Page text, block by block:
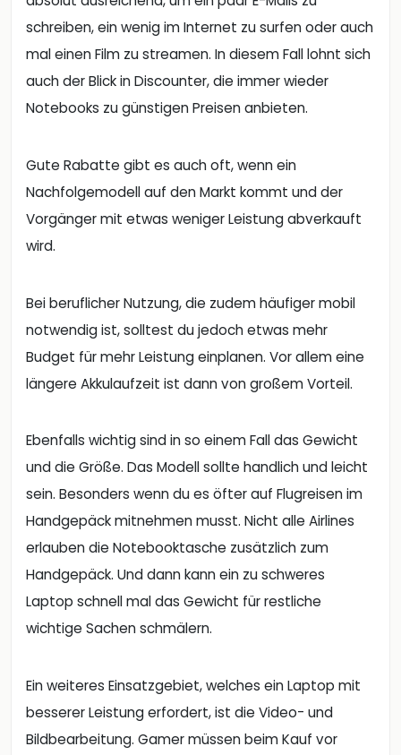
schreiben, ein wenig im Internet zu surfen oder auch
mal einen Film zu streamen. In diesem Fall lohnt sich
auch der Blick in Discounter, die immer wieder
Notebooks zu günstigen Preisen anbieten.
Gute Rabatte gibt es auch oft, wenn ein
Nachfolgemodell auf den Markt kommt und der
Vorgänger mit etwas weniger Leistung abverkauft
wird.
Bei beruflicher Nutzung, die zudem häufiger mobil
notwendig ist, solltest du jedoch etwas mehr
Budget für mehr Leistung einplanen. Vor allem eine
längere Akkulaufzeit ist dann von großem Vorteil.
Ebenfalls wichtig sind in so einem Fall das Gewicht
und die Größe. Das Modell sollte handlich und leicht
sein. Besonders wenn du es öfter auf Flugreisen im
Handgepäck mitnehmen musst. Nicht alle Airlines
erlauben die Notebooktasche zusätzlich zum
Handgepäck. Und dann kann ein zu schweres
Laptop schnell mal das Gewicht für restliche
wichtige Sachen schmälern.
Ein weiteres Einsatzgebiet, welches ein Laptop mit
besserer Leistung erfordert, ist die Video- und
Bildbearbeitung. Gamer müssen beim Kauf vor